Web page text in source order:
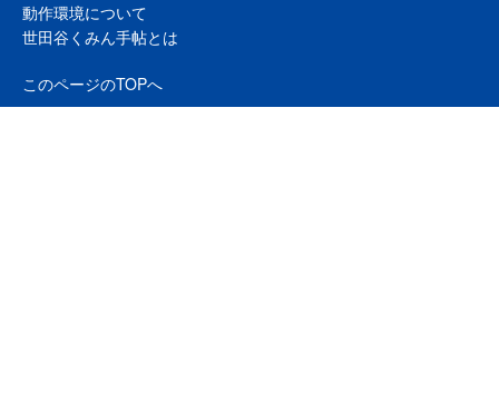
動作環境について
世田谷くみん手帖とは
このページのTOPへ